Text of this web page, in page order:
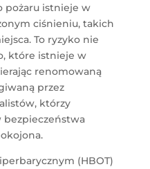
pożaru istnieje w
ciśnieniu, takich
To ryzyko nie
które istnieje w
renomowaną
przez
którzy
bezpieczeństwa
(HBOT)